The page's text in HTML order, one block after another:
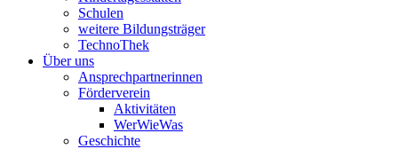
Schulen
weitere Bildungsträger
TechnoThek
Über uns
Ansprechpartnerinnen
Förderverein
Aktivitäten
WerWieWas
Geschichte